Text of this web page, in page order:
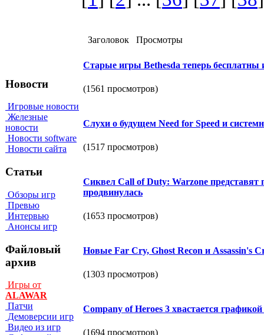
Новости
Игровые новости
Железные
новости
Новости software
Новости сайта
Статьи
Обзоры игр
Превью
Интервью
Анонсы игр
Файловый
архив
Игры от
ALAWAR
Патчи
Демоверсии игр
Видео из игр
Заголовок Просмотры
Старые игры Bethesda теперь
(1561 просмотров)
Слухи о будущем Need for Speed и
(1517 просмотров)
Сиквел Call of Duty: Warzone представят
продвинулась
(1653 просмотров)
Новые Far Cry, Ghost Recon и Assassin's
(1303 просмотров)
Company of Heroes 3 хвастается
(1694 просмотров)